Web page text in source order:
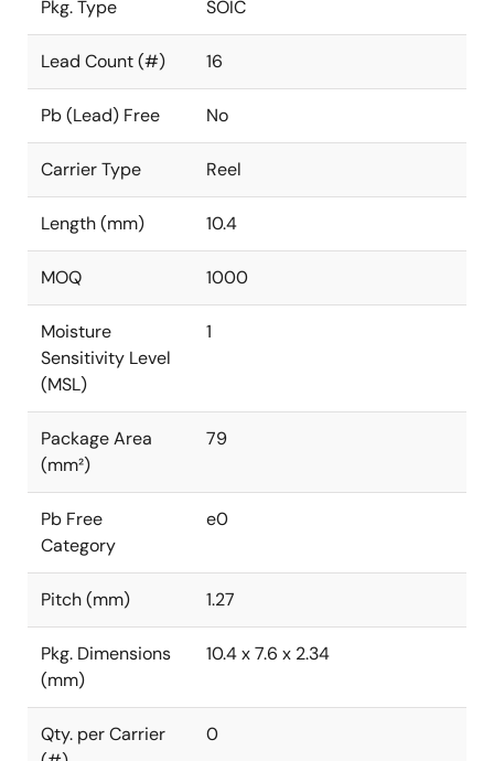
Pkg. Type SOIC
Lead Count (#) 16
Pb (Lead) Free No
Carrier Type Reel
Length (mm) 10.4
MOQ 1000
Moisture
Sensitivity Level
(MSL)
1
Package Area
(mm²)
79
Pb Free
Category
e0
Pitch (mm) 1.27
Pkg. Dimensions
(mm)
10.4 x 7.6 x 2.34
Qty. per Carrier
0